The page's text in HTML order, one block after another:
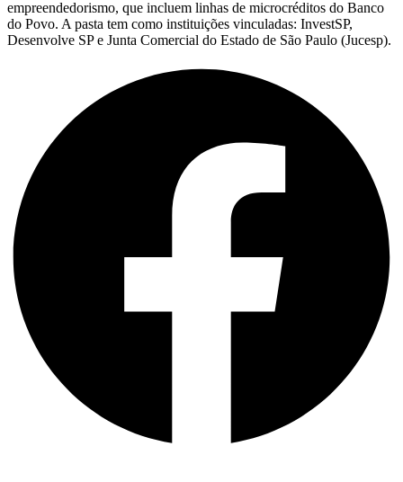
empreendedorismo, que incluem linhas de microcréditos do Banco
do Povo. A pasta tem como instituições vinculadas: InvestSP,
Desenvolve SP e Junta Comercial do Estado de São Paulo (Jucesp).